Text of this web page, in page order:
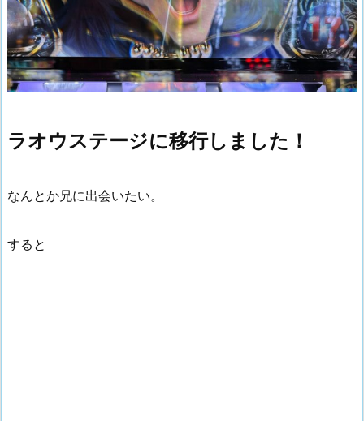
ラオウステージに移行しました！
なんとか兄に出会いたい。
すると